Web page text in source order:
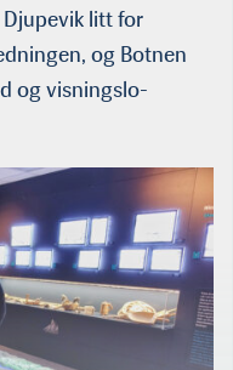
litt for
og Botnen
og visningslo­